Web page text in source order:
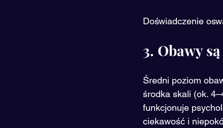
Doświadczenie
3. Obawy
Średni poziom
środka skali (ok.
funkcjonuje
ciekawość i